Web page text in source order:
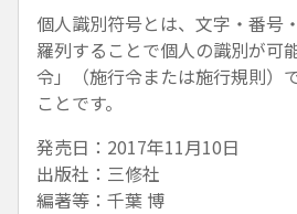
個人識別符号とは、文字・番号
羅列することで個人の識別が可
令」（施行令または施行規則）
ことです。
発売日：2017年11月10日
出版社：三修社
編著等：千葉 博